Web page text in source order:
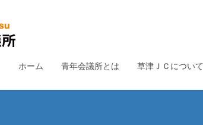
ホーム 青年会議所とは 草津ＪＣについて